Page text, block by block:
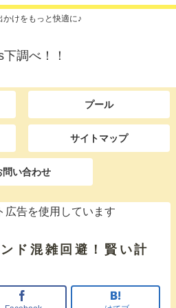
かけをもっと快適に♪
下調べ！！
プール
サイトマップ
問い合わせ
広告を使用しています
ド混雑回避！賢い計